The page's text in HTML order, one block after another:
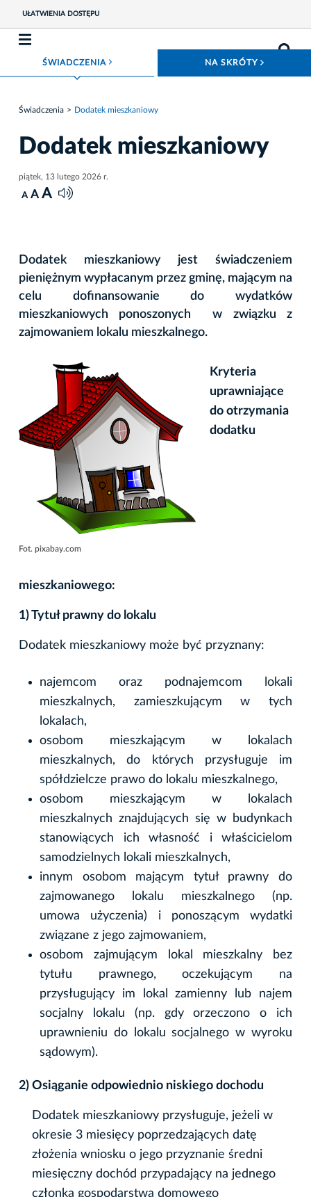
UŁATWIENIA DOSTĘPU
ŚWIADCZENIAROZWIŃ MENU NA SKRÓTY
Świadczenia Dodatek mieszkaniowy
Dodatek mieszkaniowy
piątek, 13 lutego 2026 r.
A A A
Dodatek mieszkaniowy jest świadczeniem
pieniężnym wypłacanym przez gminę, mającym na
celu dofinansowanie do wydatków
mieszkaniowych ponoszonych w związku z
zajmowaniem lokalu mieszkalnego.
Fot. pixabay.com
Kryteria
uprawniające
do otrzymania
dodatku
mieszkaniowego:
1) Tytuł prawny do lokalu
Dodatek mieszkaniowy może być przyznany:
najemcom oraz podnajemcom lokali
mieszkalnych, zamieszkującym w tych
lokalach,
osobom mieszkającym w lokalach
mieszkalnych, do których przysługuje im
spółdzielcze prawo do lokalu mieszkalnego,
osobom mieszkającym w lokalach
mieszkalnych znajdujących się w budynkach
stanowiących ich własność i właścicielom
samodzielnych lokali mieszkalnych,
innym osobom mającym tytuł prawny do
zajmowanego lokalu mieszkalnego (np.
umowa użyczenia) i ponoszącym wydatki
związane z jego zajmowaniem,
osobom zajmującym lokal mieszkalny bez
tytułu prawnego, oczekującym na
przysługujący im lokal zamienny lub najem
socjalny lokalu (np. gdy orzeczono o ich
uprawnieniu do lokalu socjalnego w wyroku
sądowym).
2) Osiąganie odpowiednio niskiego dochodu
Dodatek mieszkaniowy przysługuje, jeżeli w
okresie 3 miesięcy poprzedzających datę
złożenia wniosku o jego przyznanie średni
miesięczny dochód przypadający na jednego
członka gospodarstwa domowego